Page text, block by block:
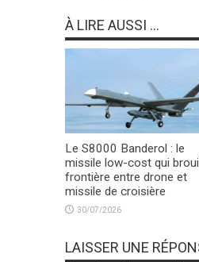
À LIRE AUSSI ...
Le S8000 Banderol : le
missile low-cost qui
frontière entre drone et
missile de croisière
30/07/2026
LAISSER UNE